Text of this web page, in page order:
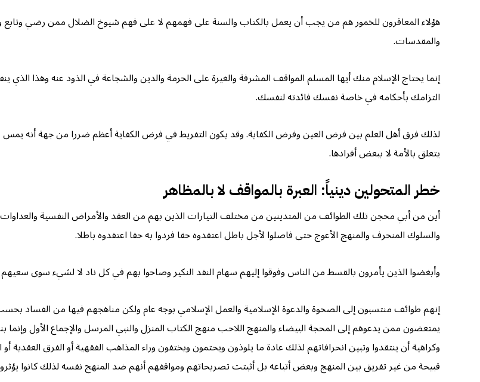
هؤلاء المعاقرون للخمور هم من يجب أن يعمل بالكتاب والسنة على فهمهم لا على فهم شيوخ الضلال ممن رضي وتابع
والمقدسات.
إنما يحتاج الإسلام منك أيها المسلم المواقف المشرفة والغيرة على الحرمة والدين والشجاعة في الذود عنه وهذا
التزامك بأحكامه في خاصة نفسك فائدته لنفسك.
لذلك فرق أهل العلم بين فرض العين وفرض الكفاية. وقد يكون التفريط في فرض الكفاية أعظم ضررا من جهة أنه
يتعلق بالأمة لا ببعض أفرادها.
خطر المتحولين دينياً: العبرة بالمواقف لا بالمظاهر
أين من أبي محجن تلك الطوائف من المتدينين من مختلف التيارات الذين بهم من العقد والأمراض النفسية والعداوات
والسلوك المنحرف والمنهج الأعوج حتى فاصلوا لأجل باطل اعتقدوه حقا فردوا به حقا اعتقدوه باطلا.
وأبغضوا الذين يأمرون بالقسط من الناس وفوقوا إليهم سهام النقد النكير وصاحوا بهم في كل ناد لا لشيء سوى سعيهم
إنهم طوائف منتسبون إلى الصحوة والدعوة الإسلامية والعمل الإسلامي بوجه عام ولكن مناهجهم فيها من الفساد
يمتعضون ممن يدعوهم إلى المحجة البيضاء والمنهج اللاحب منهج الكتاب المنزل والنبي المرسل والإجماع الأول
وكراهية أن ينتقدوا وتبين انحرافاتهم لذلك عادة ما يلوذون ويحتمون ويختفون وراء المذاهب الفقهية أو الفرق
قبيحة من غير تفريق بين المنهج وبعض أتباعه بل أثبتت تصريحاتهم ومواقفهم أنهم ضد المنهج نفسه لذلك كانوا